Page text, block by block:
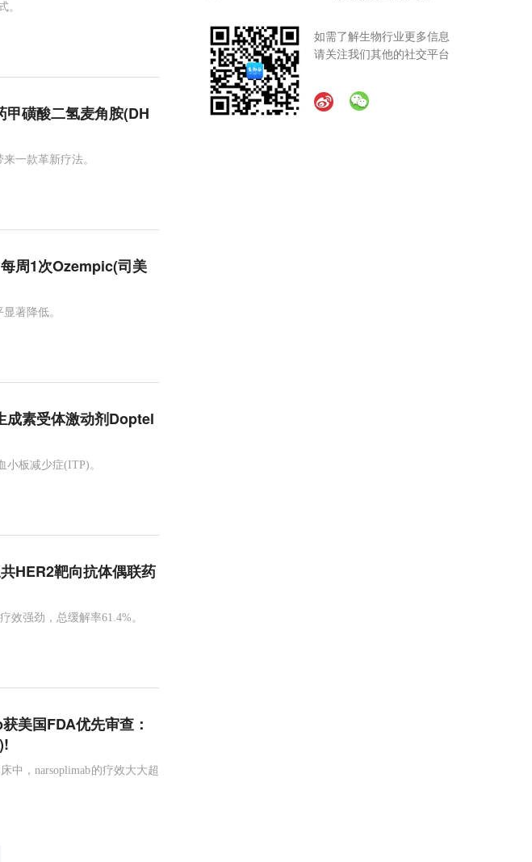
。
磺酸二氢麦角胺(DH
一款革新疗法。
周1次Ozempic(司美
著降低。
成素受体激动剂Doptel
小板减少症(ITP)。
HER2靶向抗体偶联药
效强劲，总缓解率61.4%。
美国FDA优先审查：
中，narsoplimab的疗效大大超
如需了解生物行业更多信息
请关注我们其他的社交平台